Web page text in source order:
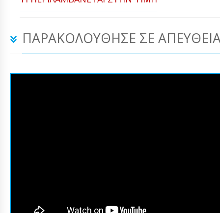
ΠΑΡΑΚΟΛΟΎΘΗΣΕ ΣΕ